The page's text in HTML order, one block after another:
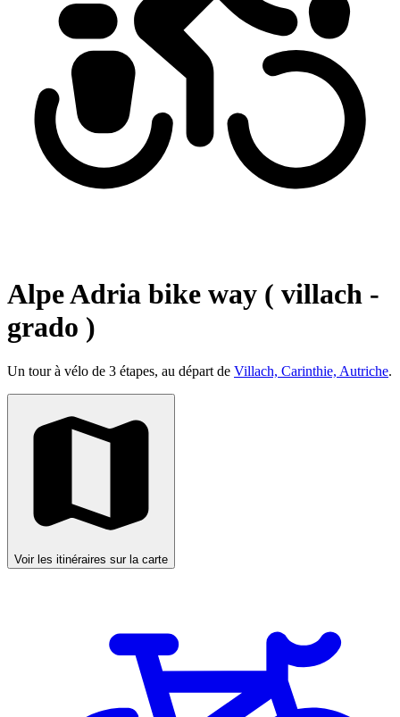
Alpe Adria bike way ( villach -
grado )
Un tour à vélo de 3 étapes, au départ de Villach, Carinthie, Autriche.
Voir les itinéraires sur la carte